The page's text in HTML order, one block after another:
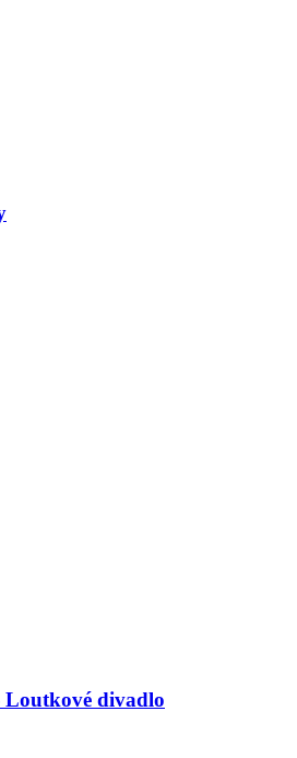
Loutkové divadlo